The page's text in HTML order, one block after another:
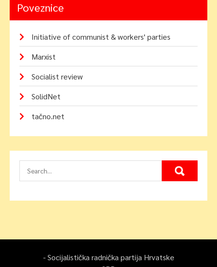
Poveznice
Initiative of communist & workers' parties
Marxist
Socialist review
SolidNet
tačno.net
- Socijalistička radnička partija Hrvatske